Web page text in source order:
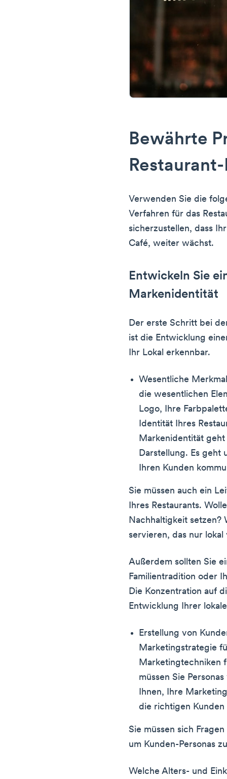
Bewährte
Verwenden Sie die
Verfahren für das
sicherzustellen, dass
Café, weiter wächst.
Entwickeln Sie
Markenidentität
Der erste Schritt bei
ist die Entwicklung
Ihr Lokal erkennbar.
Wesentliche
die wesentlichen
Logo, Ihre
Identität Ihres
Markenidentität
Darstellung. Es geht
Ihren Kunden
Sie müssen auch ein
Ihres Restaurants.
Nachhaltigkeit setzen?
servieren, das nur
Außerdem sollten Sie
Familientradition oder
Die Konzentration auf
Entwicklung Ihrer
Erstellung von
Marketingstrategie
Marketingtechniken
müssen Sie
Ihnen, Ihre
die richtigen Kunden
Sie müssen sich
um Kunden-Personas
Welche Alters- und